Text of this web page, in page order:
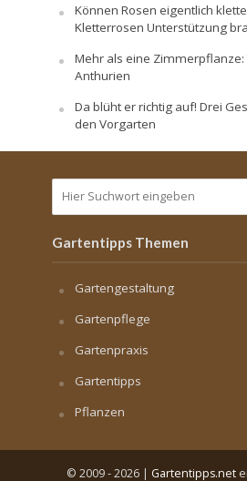
Können Rosen eigentlich
Kletterrosen Unterstützung
Mehr als eine Zimmerpflanze:
Anthurien
Da blüht er richtig auf! Drei
den Vorgarten
Gartentipps Themen
Gartengestaltung
Gartenpflege
Gartenpraxis
Gartentipps
Pflanzen
© 2009 - 2026 | Gartentipps.net